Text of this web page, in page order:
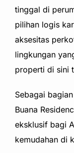
tinggal di
pilihan logis
aksesitas
lingkungan
properti di sini
Sebagai
Buana
eksklusif bagi
kemudahan di